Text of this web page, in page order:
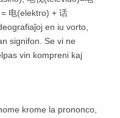
电(elektro) + 话
en iu vorto,
signifon. Se vi ne
vin kompreni kaj
krome la prononco,